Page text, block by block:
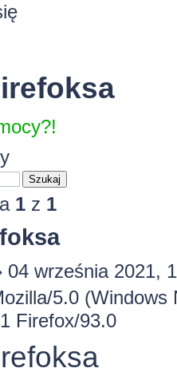
1z 1
września 2021,
5.0
Firefox/93.0